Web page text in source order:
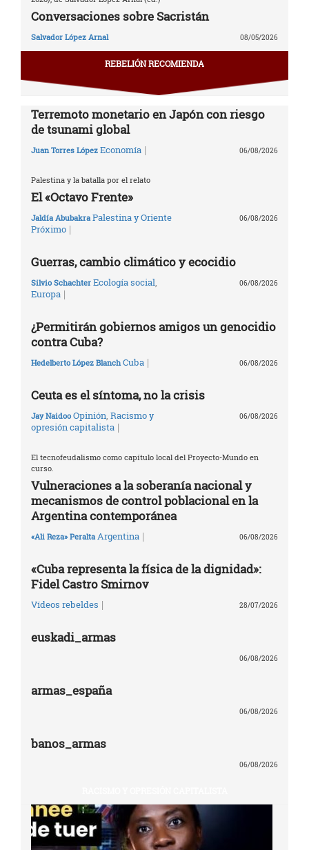
Conversaciones sobre Sacristán
Salvador López Arnal 08/05/2026
REBELIÓN RECOMIENDA
Terremoto monetario en Japón con riesgo
de tsunami global
Juan Torres López Economía | 06/08/2026
Palestina y la batalla por el relato
El «Octavo Frente»
Jaldía Abubakra Palestina y Oriente
Próximo |
06/08/2026
Guerras, cambio climático y ecocidio
Silvio Schachter Ecología social
Europa |
06/08/2026
¿Permitirán gobiernos amigos un genocidio
contra Cuba?
Hedelberto López Blanch Cuba | 06/08/2026
Ceuta es el síntoma, no la crisis
Jay Naidoo Opinión Racismo y
opresión capitalista |
06/08/2026
El tecnofeudalismo como capítulo local del Proyecto-Mundo en
curso.
Vulneraciones a la soberanía nacional y
mecanismos de control poblacional en la
Argentina contemporánea
«Ali Reza» Peralta Argentina | 06/08/2026
«Cuba representa la física de la dignidad»:
Fidel Castro Smirnov
Vídeos rebeldes | 28/07/2026
euskadi_armas
06/08/2026
armas_españa
06/08/2026
banos_armas
06/08/2026